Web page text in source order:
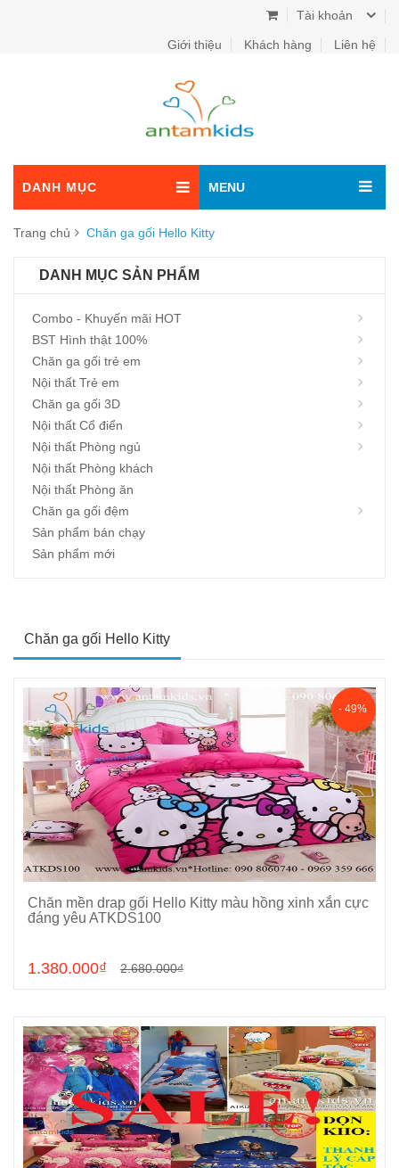
Tài khoản
Giới thiệu Khách hàng Liên hệ
DANH MỤC MENU
Trang chủ Chăn ga gối Hello Kitty
DANH MỤC SẢN PHẨM
Combo - Khuyến mãi HOT
BST Hình thật 100%
Chăn ga gối trẻ em
Nội thất Trẻ em
Chăn ga gối 3D
Nội thất Cổ điển
Nội thất Phòng ngủ
Nội thất Phòng khách
Nội thất Phòng ăn
Chăn ga gối đệm
Sản phẩm bán chạy
Sản phẩm mới
Chăn ga gối Hello Kitty
Chọn sản phẩm
- 49%
Chăn mền drap gối Hello Kitty màu hồng xinh xắn cực
đáng yêu ATKDS100
1.380.000₫ 2.680.000₫